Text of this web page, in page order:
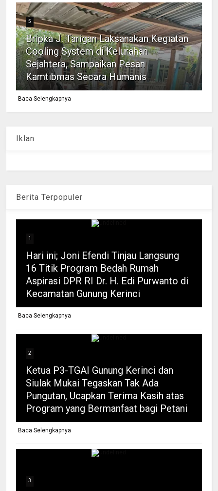
5
Bripka J. Tarigan Laksanakan Kegiatan
Cooling System di Kelurahan
Sejahtera, Sampaikan Pesan
Kamtibmas Secara Humanis
Baca Selengkapnya
Iklan
Berita Terpopuler
1
Hari ini; Joni Efendi Tinjau Langsung
16 Titik Program Bedah Rumah
Aspirasi DPR RI Dr. H. Edi Purwanto di
Kecamatan Gunung Kerinci
Baca Selengkapnya
2
Ketua P3-TGAI Gunung Kerinci dan
Siulak Mukai Tegaskan Tak Ada
Pungutan, Ucapkan Terima Kasih atas
Program yang Bermanfaat bagi Petani
Baca Selengkapnya
3